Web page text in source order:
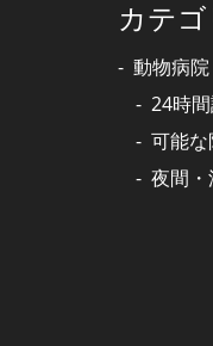
カテ
動物病院
24時
可能
夜間